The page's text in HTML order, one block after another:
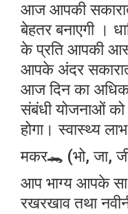
आज आपकी
बेहतर बनाएगी ।
के प्रति आपकी
आपके अंदर
आज दिन का
संबंधी योजनाओं को
होगा। स्वास्थ्य लाभ
मकर🐊 (भो, जा,
आप भाग्य आपके
रखरखाव तथा